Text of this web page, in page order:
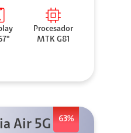
Procesador
MTK G81
63%
Air 5G